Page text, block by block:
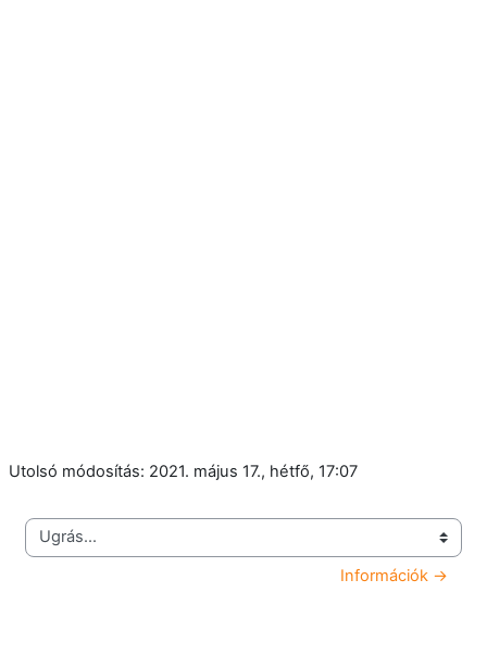
Utolsó módosítás: 2021. május 17., hétfő, 17:07
Ugrás...
Információk →